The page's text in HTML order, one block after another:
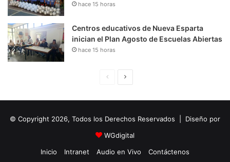
hace 15 horas
Centros educativos de Nueva Esparta
inician el Plan Agosto de Escuelas Abiertas
hace 15 horas
i
n
a
u
i
e
© Copyright 2026, Todos los Derechos Reservados | Diseño por
WGdigital
Inicio
Intranet Audio en Vivo Contáctenos